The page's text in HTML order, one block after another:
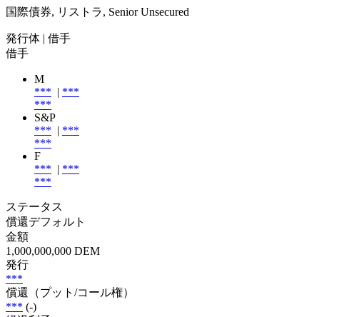
国際債券, リストラ, Senior Unsecured
発行体 | 借手
借手
M
*** | ***
***
S&P
*** | ***
***
F
*** | ***
***
ステータス
償還デフォルト
金額
1,000,000,000 DEM
発行
***
償還（プット/コール権）
*** (-)